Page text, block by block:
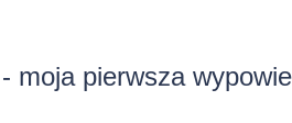
moja pierwsza